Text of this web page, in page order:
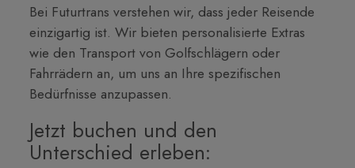
Bei Futurtrans verstehen wir, dass jeder Reisende
einzigartig ist. Wir bieten personalisierte Extras
wie den Transport von Golfschlägern oder
Fahrrädern an, um uns an Ihre spezifischen
Bedürfnisse anzupassen.
Jetzt buchen und den
Unterschied erleben: